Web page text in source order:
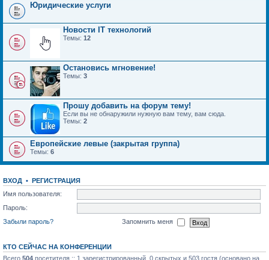
Юридические услуги
Новости IT технологий
Темы: 12
Остановись мгновение!
Темы: 3
Прошу добавить на форум тему!
Если вы не обнаружили нужную вам тему, вам сюда.
Темы: 2
Европейские левые (закрытая группа)
Темы: 6
ВХОД • РЕГИСТРАЦИЯ
Имя пользователя:
Пароль:
Забыли пароль?
Запомнить меня
КТО СЕЙЧАС НА КОНФЕРЕНЦИИ
Всего 504 посетителя :: 1 зарегистрированный, 0 скрытых и 503 гостя (основано на